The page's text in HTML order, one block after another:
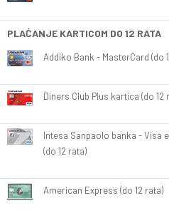
PLAĆANJE KARTICOM DO 12 RATA
Addiko Bank - MasterCard (do
Diners Club Plus kartica (do 12
Intesa Sanpaolo banka - Visa
(do 12 rata)
American Express (do 12 rata)